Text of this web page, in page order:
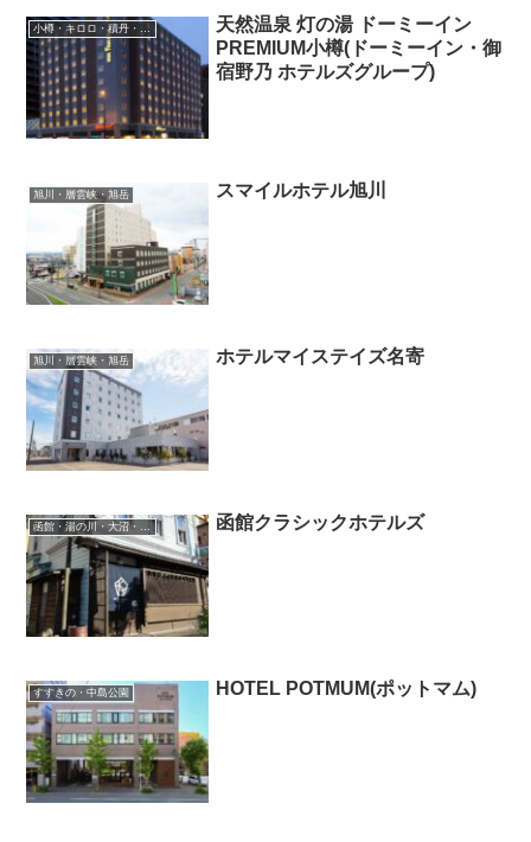
小樽・キロロ・積丹・余市
天然温泉 灯の湯 ドーミーイン
PREMIUM小樽(ドーミーイン・御
宿野乃 ホテルズグループ)
旭川・層雲峡・旭岳 スマイルホテル旭川
旭川・層雲峡・旭岳 ホテルマイステイズ名寄
函館クラシックホテルズ
すすきの・中島公園 HOTEL POTMUM(ポットマム)